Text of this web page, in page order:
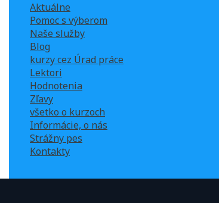
Aktuálne
Pomoc s výberom
Naše služby
Blog
kurzy cez Úrad práce
Lektori
Hodnotenia
Zľavy
všetko o kurzoch
Informácie, o nás
Strážny pes
Kontakty